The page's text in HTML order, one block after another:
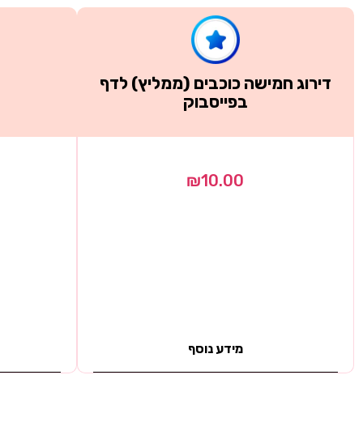
דירוג חמישה כוכבים (ממליץ) לדף
בפייסבוק
₪10.00
מידע נוסף